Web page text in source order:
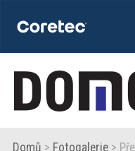
TIPY
Zprávy
Domů > Fotogalerie>